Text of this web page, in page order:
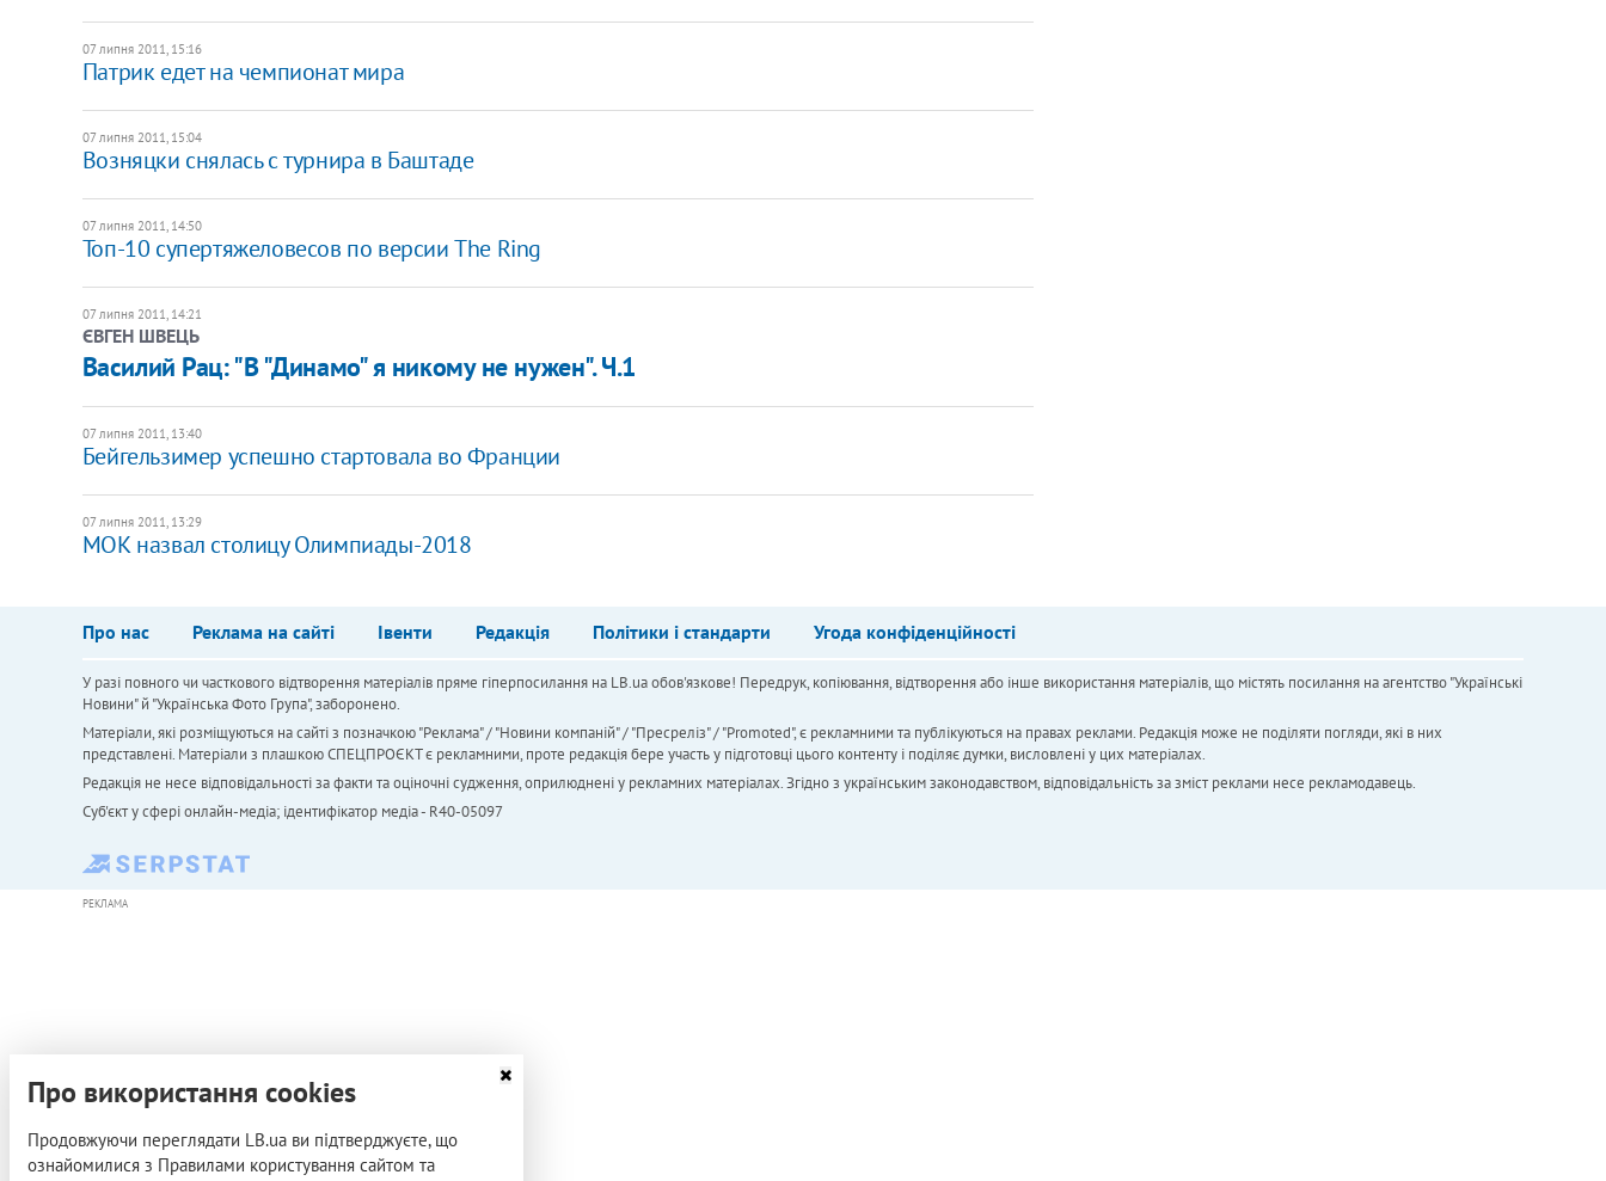
07 липня 2011, 15:16
Патрик едет на чемпионат мира
07 липня 2011, 15:04
Возняцки снялась с турнира в Баштаде
07 липня 2011, 14:50
Топ-10 супертяжеловесов по версии The Ring
07 липня 2011, 14:21
ЄВГЕН ШВЕЦЬ
Василий Рац: "В "Динамо" я никому не нужен". Ч.1
07 липня 2011, 13:40
Бейгельзимер успешно стартовала во Франции
07 липня 2011, 13:29
МОК назвал столицу Олимпиады-2018
Про нас Реклама на сайті Івенти Редакція Політики і стандарти Угода конфіденційності
У разі повного чи часткового відтворення матеріалів пряме гіперпосилання на LB.ua обов'язкове! Передрук, копіювання, відтворення або інше використання матеріалів, що містять посилання на агентство "Українськi
Новини" й "Українська Фото Група", заборонено.
Матеріали, які розміщуються на сайті з позначкою "Реклама" / "Новини компаній" / "Пресреліз" / "Promoted", є рекламними та публікуються на правах реклами. Редакція може не поділяти погляди, які в них
представлені. Матеріали з плашкою СПЕЦПРОЄКТ є рекламними, проте редакція бере участь у підготовці цього контенту і поділяє думки, висловлені у цих матеріалах.
Редакція не несе відповідальності за факти та оціночні судження, оприлюднені у рекламних матеріалах. Згідно з українським законодавством, відповідальність за зміст реклами несе рекламодавець.
Cуб'єкт у сфері онлайн-медіа; ідентифікатор медіа - R40-05097
РЕКЛАМА
Про використання cookies
Продовжуючи переглядати LB.ua ви підтверджуєте, що
ознайомилися з Правилами користування сайтом та